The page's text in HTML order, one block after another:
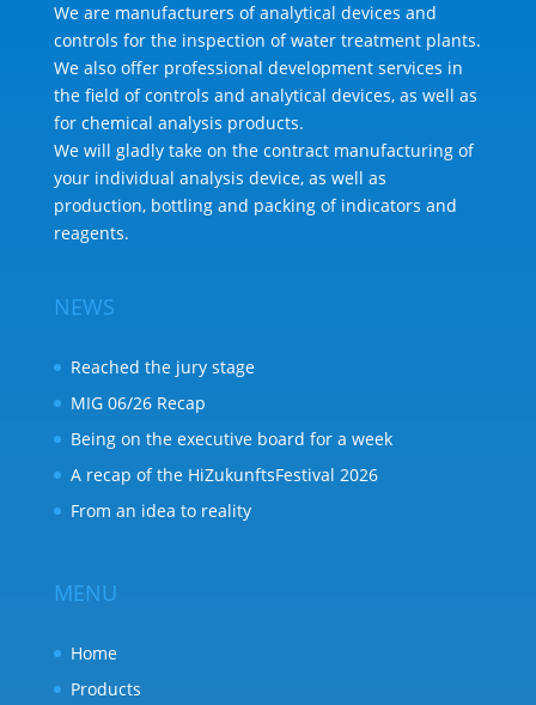
We are manufacturers of analytical devices and
controls for the inspection of water treatment plants.
We also offer professional development services in
the field of controls and analytical devices, as well as
for chemical analysis products.
We will gladly take on the contract manufacturing of
your individual analysis device, as well as
production, bottling and packing of indicators and
reagents.
NEWS
Reached the jury stage
MIG 06/26 Recap
Being on the executive board for a week
A recap of the HiZukunftsFestival 2026
From an idea to reality
MENU
Home
Products